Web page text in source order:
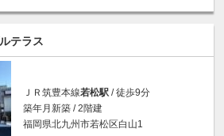
テラス
ＪＲ筑豊本線若松駅 / 徒歩9分
築年月新築 / 2階建
福岡県北九州市若松区白山1